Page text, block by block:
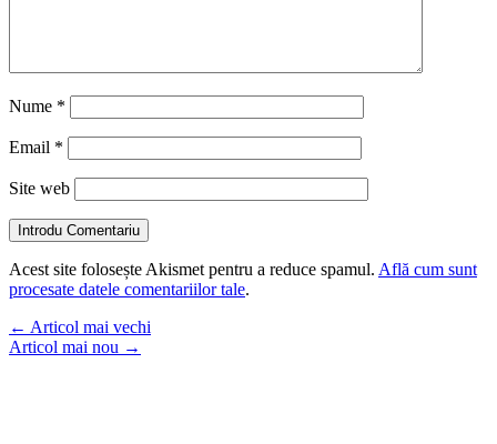
Nume *
Email *
Site web
Introdu Comentariu
Acest site folosește Akismet pentru a reduce spamul. Află cum sunt
procesate datele comentariilor tale.
← Articol mai vechi
Articol mai nou →